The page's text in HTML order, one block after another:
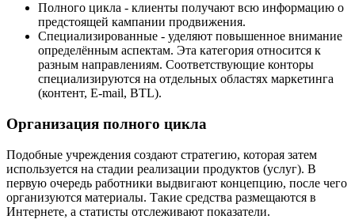
Полного цикла - клиенты получают всю информацию о
предстоящей кампании продвижения.
Специализированные - уделяют повышенное внимание
определённым аспектам. Эта категория относится к
разным направлениям. Соответствующие конторы
специализируются на отдельных областях маркетинга
(контент, E-mail, BTL).
Организация полного цикла
Подобные учреждения создают стратегию, которая затем
используется на стадии реализации продуктов (услуг). В
первую очередь работники выдвигают концепцию, после чего
организуются материалы. Такие средства размещаются в
Интернете, а статисты отслеживают показатели.